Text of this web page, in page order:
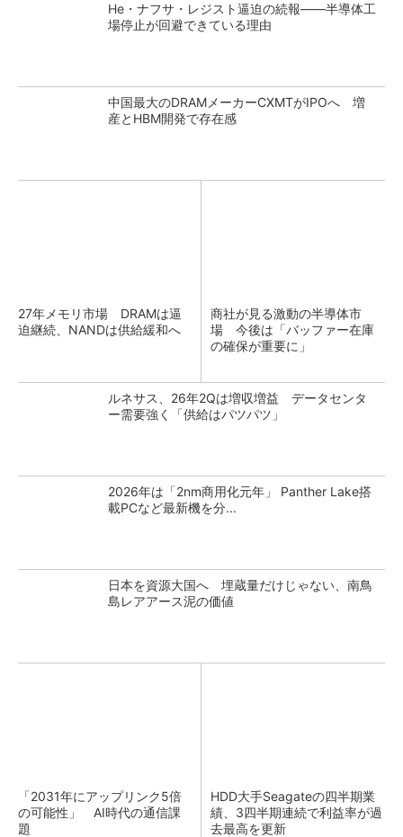
He・ナフサ・レジスト逼迫の続報――半導体工
場停止が回避できている理由
中国最大のDRAMメーカーCXMTがIPOへ 増
産とHBM開発で存在感
27年メモリ市場 DRAMは逼
迫継続、NANDは供給緩和へ
商社が見る激動の半導体市
場 今後は「バッファー在庫
の確保が重要に」
ルネサス、26年2Qは増収増益 データセンタ
ー需要強く「供給はパツパツ」
2026年は「2nm商用化元年」 Panther Lake搭
載PCなど最新機を分...
日本を資源大国へ 埋蔵量だけじゃない、南鳥
島レアアース泥の価値
「2031年にアップリンク5倍
の可能性」 AI時代の通信課
題
HDD大手Seagateの四半期業
績、3四半期連続で利益率が過
去最高を更新